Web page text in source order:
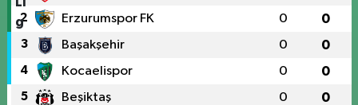
2 Erzurumspor FK 0 0
3 Başakşehir 0 0
4 Kocaelispor 0 0
5 Beşiktaş 0 0